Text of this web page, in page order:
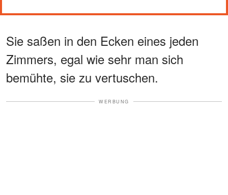
Sie saßen in den Ecken eines jeden
Zimmers, egal wie sehr man sich
bemühte, sie zu vertuschen.
WERBUNG